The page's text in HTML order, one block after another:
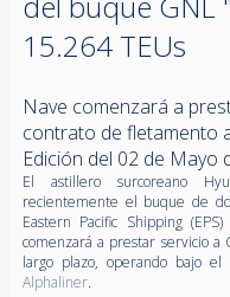
15.264 TEUs
Nave comenzará a
contrato de fletamento
Edición del 02 de Mayo
El astillero surcoreano
recientemente el buque de
Eastern Pacific Shipping
comenzará a prestar servicio a
largo plazo, operando bajo
Alphaliner.